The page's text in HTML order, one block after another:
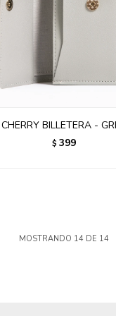
CHERRY BILLETERA -
$ 399
MOSTRANDO 14 DE 14